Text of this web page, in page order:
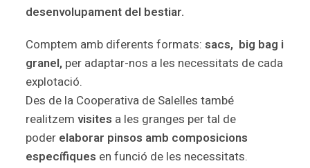
desenvolupament del bestiar.
Comptem amb diferents formats:sacs, big bag i
granel, per adaptar-nos a les necessitats de cada
explotació.
Des de la Cooperativa de Salelles també
realitzemvisites a les granges per tal de
poder elaborar pinsos amb composicions
específiques en funció de les necessitats.